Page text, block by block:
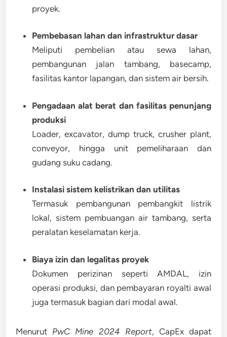
proyek.
Pembebasan lahan dan infrastruktur dasar
Meliputi pembelian atau sewa lahan,
pembangunan jalan tambang, basecamp,
fasilitas kantor lapangan, dan sistem air bersih.
Pengadaan alat berat dan fasilitas penunjang
produksi
Loader, excavator, dump truck, crusher plant,
conveyor, hingga unit pemeliharaan dan
gudang suku cadang.
Instalasi sistem kelistrikan dan utilitas
Termasuk pembangunan pembangkit listrik
lokal, sistem pembuangan air tambang, serta
peralatan keselamatan kerja.
Biaya izin dan legalitas proyek
Dokumen perizinan seperti AMDAL, izin
operasi produksi, dan pembayaran royalti awal
juga termasuk bagian dari modal awal.
Menurut PwC Mine 2024 Report, CapEx dapat